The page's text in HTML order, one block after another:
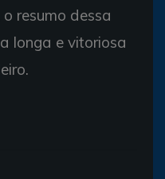
resumo dessa
longa e vitoriosa